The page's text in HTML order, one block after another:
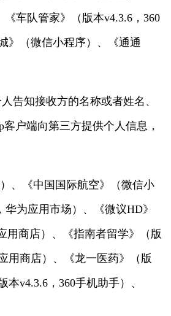
车队管家》（版本v4.3.6，360
》（微信小程序）、《通通
告知接收方的名称或者姓名、
户端向第三方提供个人信息，
、《中国国际航空》（微信小
为应用市场）、《微议HD》
用商店）、《指南者留学》（版
用商店）、《龙一医药》（版
v4.3.6，360手机助手）、